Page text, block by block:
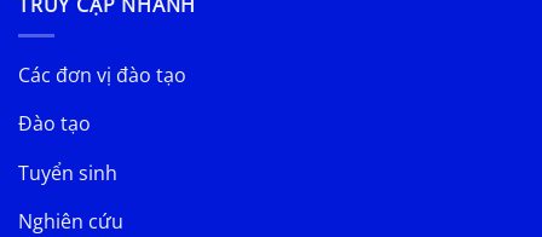
Các đơn vị đào tạo
Đào tạo
Tuyển sinh
Nghiên cứu